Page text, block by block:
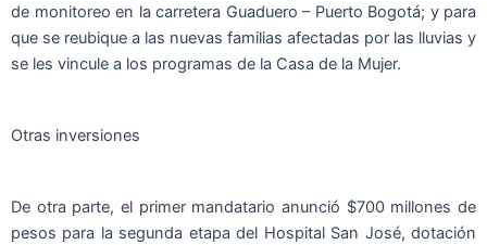
de monitoreo en la carretera Guaduero – Puerto Bogotá; y para
que se reubique a las nuevas familias afectadas por las lluvias y
se les vincule a los programas de la Casa de la Mujer.
Otras inversiones
De otra parte, el primer mandatario anunció $700 millones de
pesos para la segunda etapa del Hospital San José, dotación